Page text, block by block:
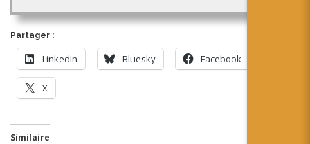
Partager :
LinkedIn Bluesky Facebook
X
Similaire